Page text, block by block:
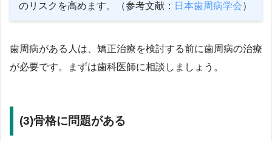
のリスクを高めます。（参考文献： 日本歯周病学会）
歯周病がある人は、矯正治療を検討する前に歯周病の治療
が必要です。まずは歯科医師に相談しましょう。
(3)骨格に問題がある